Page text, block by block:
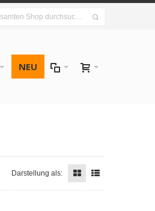
NEU
Darstellung als: